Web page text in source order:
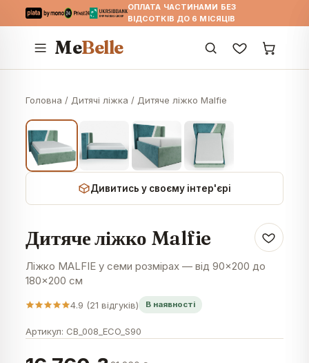
ОПЛАТА ЧАСТИНАМИ БЕЗ
ВІДСОТКІВ ДО 6 МІСЯЦІВ
MeBelle
Головна / Дитячі ліжка / Дитяче ліжко Malfie
Дивитись у своєму інтер'єрі
Дитяче ліжко Malfie
Ліжко MALFIE у семи розмірах — від 90×200 до
180×200 см
4.9 (21 відгуків) В наявності
Артикул: CB_008_ECO_S90